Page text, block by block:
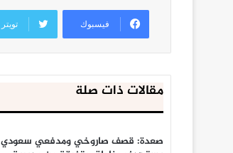
فيسبوك تويتر
مقالات ذات صلة
صعدة: قصف صاروخي ومدفعي سعودي